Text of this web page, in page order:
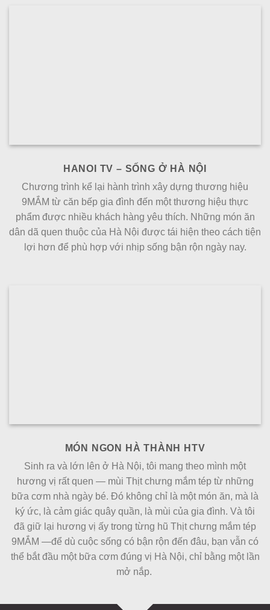
HANOI TV – SỐNG Ở HÀ NỘI
Chương trình kể lại hành trình xây dựng thương hiệu
9MẮM từ căn bếp gia đình đến một thương hiệu thực
phẩm được nhiều khách hàng yêu thích. Những món ăn
dân dã quen thuộc của Hà Nội được tái hiện theo cách tiện
lợi hơn để phù hợp với nhịp sống bận rộn ngày nay.
MÓN NGON HÀ THÀNH HTV
Sinh ra và lớn lên ở Hà Nội, tôi mang theo mình một
hương vị rất quen — mùi Thịt chưng mắm tép từ những
bữa cơm nhà ngày bé. Đó không chỉ là một món ăn, mà là
ký ức, là cảm giác quây quần, là mùi của gia đình. Và tôi
đã giữ lại hương vị ấy trong từng hũ Thịt chưng mắm tép
9MẮM —để dù cuộc sống có bận rộn đến đâu, bạn vẫn có
thể bắt đầu một bữa cơm đúng vị Hà Nội, chỉ bằng một lần
mở nắp.